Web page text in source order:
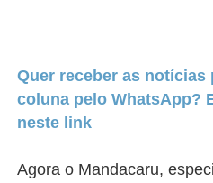
Quer receber as notícias
coluna pelo WhatsApp?
neste link
Agora o Mandacaru,